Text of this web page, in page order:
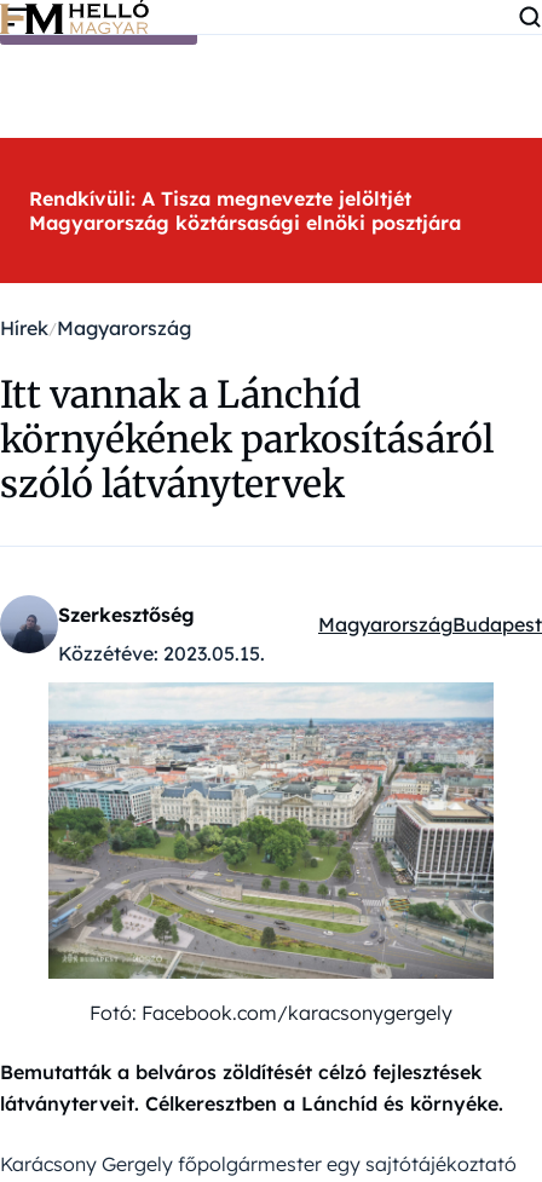
Ugrás a tartalomra
Rendkívüli: A Tisza megnevezte jelöltjét
Magyarország köztársasági elnöki posztjára
Hírek Magyarország
Itt vannak a Lánchíd
környékének parkosításáról
szóló látványtervek
Szerkesztőség
Közzétéve: 2023.05.15.
Kategóriák:
MagyarországBudapest
Fotó: Facebook.com/karacsonygergely
Bemutatták a belváros zöldítését célzó fejlesztések
látványterveit. Célkeresztben a Lánchíd és környéke.
Karácsony Gergely főpolgármester egy sajtótájékoztató